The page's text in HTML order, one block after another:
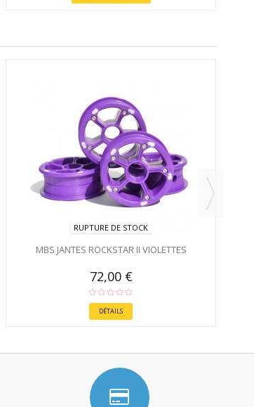
RUPTURE DE STOCK
MBS JANTES ROCKSTAR II VIOLETTES
72,00 €
DÉTAILS